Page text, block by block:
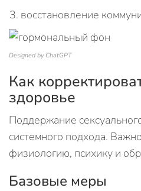
восстановление
Designed by ChatGPT
Как
здоровье
Поддержание
системного подхода.
физиологию, психику и
Базовые меры